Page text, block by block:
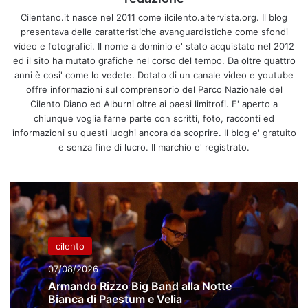
Cilentano.it nasce nel 2011 come ilcilento.altervista.org. Il blog
presentava delle caratteristiche avanguardistiche come sfondi
video e fotografici. Il nome a dominio e' stato acquistato nel 2012
ed il sito ha mutato grafiche nel corso del tempo. Da oltre quattro
anni è cosi' come lo vedete. Dotato di un canale video e youtube
offre informazioni sul comprensorio del Parco Nazionale del
Cilento Diano ed Alburni oltre ai paesi limitrofi. E' aperto a
chiunque voglia farne parte con scritti, foto, racconti ed
informazioni su questi luoghi ancora da scoprire. Il blog e' gratuito
e senza fine di lucro. Il marchio e' registrato.
cilento
07/08/2026
Armando Rizzo Big Band alla Notte
Bianca di Paestum e Velia